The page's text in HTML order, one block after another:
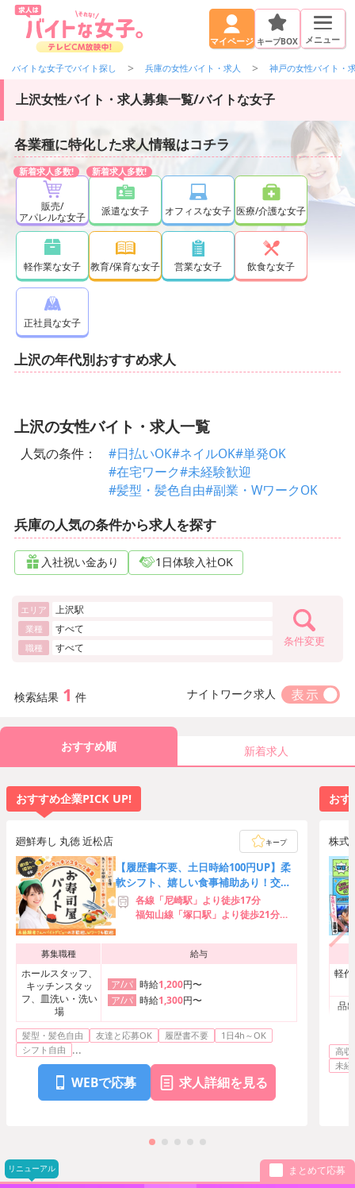
マイページ キープBOX メニュー
バイトな女子でバイト探し 兵庫の女性バイト・求人 神戸の女性バイト・
上沢女性バイト・求人募集一覧/バイトな女子
各業種に特化した求人情報はコチラ
販売/
アパレルな女子
派遣な女子 オフィスな女子 医療/介護な女子
軽作業な女子 教育/保育な女子 営業な女子 飲食な女子
正社員な女子
上沢の年代別おすすめ求人
上沢の女性バイト・求人一覧
人気の条件： #日払いOK#ネイルOK#単発OK
#在宅ワーク#未経験歓迎
#髪型・髪色自由#副業・WワークOK
兵庫の人気の条件から求人を探す
入社祝い金あり 1日体験入社OK
エリア 上沢駅
業種 すべて
職種 すべて 条件変更
検索結果 1 件 ナイトワーク求人
おすすめ順 新着求人
おすすめ企業PICK UP!
廻鮮寿し 丸徳 近松店 キープ
【履歴書不要、土日時給100円UP】柔
軟シフト、嬉しい食事補助あり！交通
費全額支給、従業員特典豊富！
各線「尼崎駅」より徒歩17分
福知山線「塚口駅」より徒歩21分
分
募集職種 給与
ホールスタッフ、
キッチンスタッ
フ、皿洗い・洗い
場
ア/パ 時給1,200円〜
ア/パ 時給1,300円〜
髪型・髪色自由 友達と応募OK 履歴書不要
1日4h～OK
シフト自由
...
WEBで応募 求人詳細を見る
おす
株式
軽
品
高
未
リニューアル まとめて応募